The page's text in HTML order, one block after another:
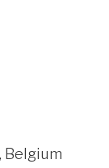
Belgium